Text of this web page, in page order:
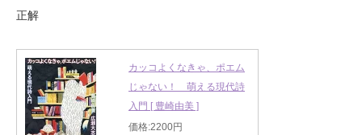
正解
カッコよくなきゃ、ポエム
じゃない！ 萌える現代詩
入門 [ 豊崎由美 ]
価格:2200円